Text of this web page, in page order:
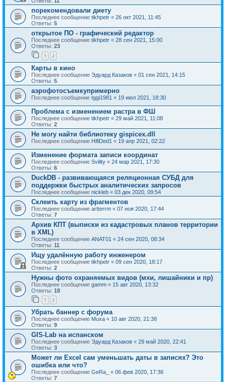
порекомендовали диету
Последнее сообщение tikhpetr « 26 окт 2021, 11:45
Ответы: 5
открытое ПО - графический редактор
Последнее сообщение tikhpetr « 28 сен 2021, 15:00
Ответы: 23
1 2
Карты в кино
Последнее сообщение Эдуард Казаков « 01 сен 2021, 14:15
Ответы: 5
аэрофотосъемкупримерно
Последнее сообщение Iggi1981 « 19 июл 2021, 18:30
Проблема с изменением растра в ФШ
Последнее сообщение tikhpetr « 29 май 2021, 11:08
Ответы: 2
Не могу найти библиотеку gispicex.dll
Последнее сообщение HifiDed1 « 19 апр 2021, 02:22
Изменение формата записи координат
Последнее сообщение Svility « 24 мар 2021, 17:30
Ответы: 6
DuckDB - развивающаяся реляционная СУБД для
поддержки быстрых аналитических запросов
Последнее сообщение nickleb « 03 дек 2020, 09:54
Склеить карту из фрагментов
Последнее сообщение artterrm « 07 ноя 2020, 17:44
Ответы: 7
Архив КПТ (выписки из кадастровых планов территории
в XML)
Последнее сообщение ANAT01 « 24 сен 2020, 08:34
Ответы: 11
Ищу удалённую работу инженером
Последнее сообщение tikhpetr « 09 сен 2020, 18:17
Ответы: 2
Нужны фото охраняемых видов (мхи, лишайники и пр)
Последнее сообщение gamm « 15 авг 2020, 13:32
Ответы: 18
1 2
Убрать баннер с форума
Последнее сообщение Muxa « 10 авг 2020, 21:38
Ответы: 9
GIS-Lab на испанском
Последнее сообщение Эдуард Казаков « 29 май 2020, 22:41
Ответы: 3
Может ли Excel сам уменьшать даты в записях? Это
ошибка или что?
Последнее сообщение GeRa_ « 06 фев 2020, 17:36
Ответы: 7